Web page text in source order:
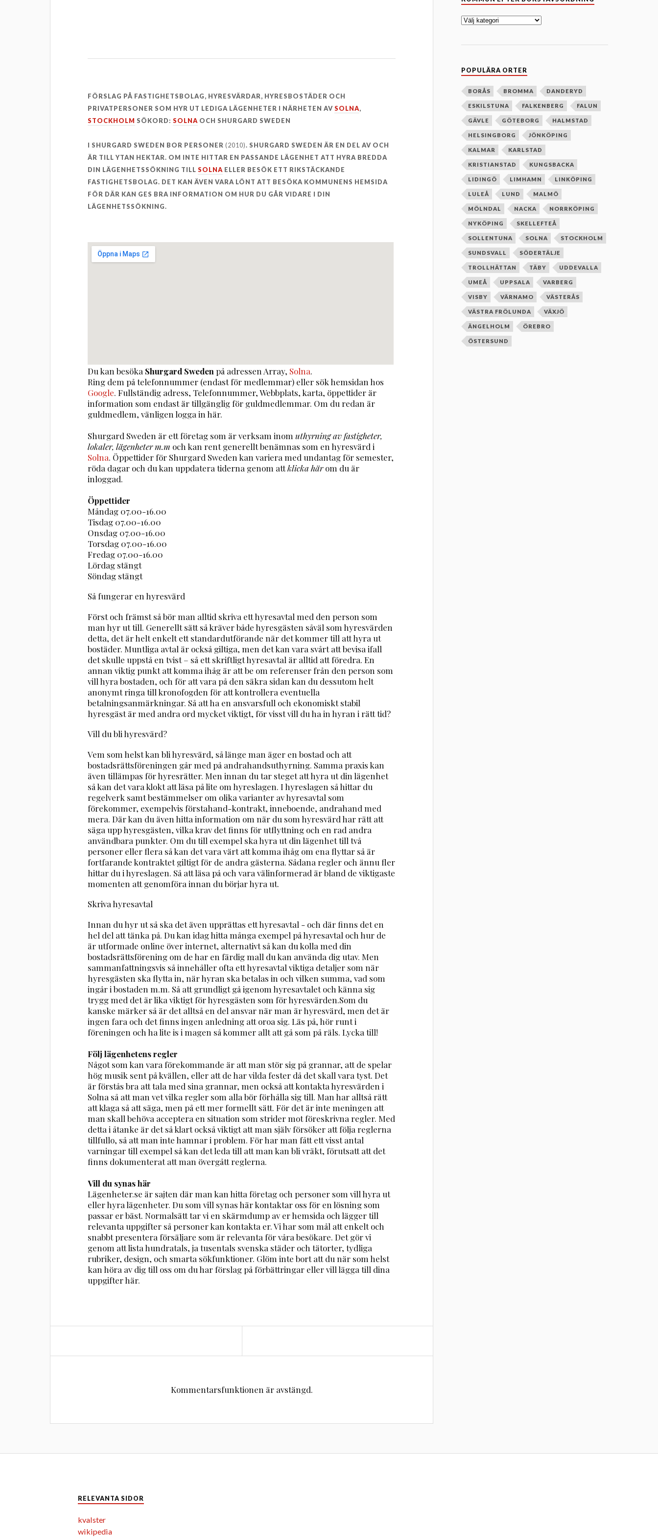
FÖRSLAG PÅ FASTIGHETSBOLAG, HYRESVÄRDAR, HYRESBOSTÄDER OCH
PRIVATPERSONER SOM HYR UT LEDIGA LÄGENHETER I NÄRHETEN AVSOLNA,
STOCKHOLM SÖKORD:SOLNA OCH SHURGARD SWEDEN
I SHURGARD SWEDEN BOR PERSONER(2010). SHURGARD SWEDEN ÄR EN DEL AV OCH
ÄR TILL YTAN HEKTAR. OM INTE HITTAR EN PASSANDE LÄGENHET ATT HYRA BREDDA
DIN LÄGENHETSSÖKNING TILLSOLNA ELLER BESÖK ETT RIKSTÄCKANDE
FASTIGHETSBOLAG. DET KAN ÄVEN VARA LÖNT ATT BESÖKA KOMMUNENS HEMSIDA
FÖR DÄR KAN GES BRA INFORMATION OM HUR DU GÅR VIDARE I DIN
LÄGENHETSSÖKNING.
Du kan besöka Shurgard Sweden på adressen Array, Solna.
Ring dem på telefonnummer (endast för medlemmar) eller sök hemsidan hos
Google. Fullständig adress, Telefonnummer, Webbplats, karta, öppettider är
information som endast är tillgänglig för guldmedlemmar. Om du redan är
guldmedlem, vänligen logga in här.
Shurgard Sweden är ett företag som är verksam inomuthyrning av fastigheter,
lokaler, lägenheter m.m och kan rent generellt benämnas som en hyresvärd i
Solna. Öppettider för Shurgard Sweden kan variera med undantag för semester,
röda dagar och du kan uppdatera tiderna genom attklicka härom du är
inloggad.
Öppettider
Måndag 07.00-16.00
Tisdag 07.00-16.00
Onsdag 07.00-16.00
Torsdag 07.00-16.00
Fredag 07.00-16.00
Lördag stängt
Söndag stängt
Så fungerar en hyresvärd
Först och främst så bör man alltid skriva ett hyresavtal med den person som
man hyr ut till. Generellt sätt så kräver både hyresgästen såväl som hyresvärden
detta, det är helt enkelt ett standardutförande när det kommer till att hyra ut
bostäder. Muntliga avtal är också giltiga, men det kan vara svårt att bevisa ifall
det skulle uppstå en tvist – så ett skriftligt hyresavtal är alltid att föredra. En
annan viktig punkt att komma ihåg är att be om referenser från den person som
vill hyra bostaden, och för att vara på den säkra sidan kan du dessutom helt
anonymt ringa till kronofogden för att kontrollera eventuella
betalningsanmärkningar. Så att ha en ansvarsfull och ekonomiskt stabil
hyresgäst är med andra ord mycket viktigt, för visst vill du ha in hyran i rätt tid?
Vill du bli hyresvärd?
Vem som helst kan bli hyresvärd, så länge man äger en bostad och att
bostadsrättsföreningen går med på andrahandsuthyrning. Samma praxis kan
även tillämpas för hyresrätter. Men innan du tar steget att hyra ut din lägenhet
så kan det vara klokt att läsa på lite om hyreslagen. I hyreslagen så hittar du
regelverk samt bestämmelser om olika varianter av hyresavtal som
förekommer, exempelvis förstahand-kontrakt, inneboende, andrahand med
mera. Där kan du även hitta information om när du som hyresvärd har rätt att
säga upp hyresgästen, vilka krav det finns för utflyttning och en rad andra
användbara punkter. Om du till exempel ska hyra ut din lägenhet till två
personer eller flera så kan det vara värt att komma ihåg om ena flyttar så är
fortfarande kontraktet giltigt för de andra gästerna. Sådana regler och ännu fler
hittar du i hyreslagen. Så att läsa på och vara välinformerad är bland de viktigaste
momenten att genomföra innan du börjar hyra ut.
Skriva hyresavtal
Innan du hyr ut så ska det även upprättas ett hyresavtal - och där finns det en
hel del att tänka på. Du kan idag hitta många exempel på hyresavtal och hur de
är utformade online över internet, alternativt så kan du kolla med din
bostadsrättsförening om de har en färdig mall du kan använda dig utav. Men
sammanfattningsvis så innehåller ofta ett hyresavtal viktiga detaljer som när
hyresgästen ska flytta in, när hyran ska betalas in och vilken summa, vad som
ingår i bostaden m.m. Så att grundligt gå igenom hyresavtalet och känna sig
trygg med det är lika viktigt för hyresgästen som för hyresvärden.Som du
kanske märker så är det alltså en del ansvar när man är hyresvärd, men det är
ingen fara och det finns ingen anledning att oroa sig. Läs på, hör runt i
föreningen och ha lite is i magen så kommer allt att gå som på räls. Lycka till!
Följ lägenhetens regler
Något som kan vara förekommande är att man stör sig på grannar, att de spelar
hög musik sent på kvällen, eller att de har vilda fester då det skall vara tyst. Det
är förstås bra att tala med sina grannar, men också att kontakta hyresvärden i
Solna så att man vet vilka regler som alla bör förhålla sig till. Man har alltså rätt
att klaga så att säga, men på ett mer formellt sätt. För det är inte meningen att
man skall behöva acceptera en situation som strider mot föreskrivna regler. Med
detta i åtanke är det så klart också viktigt att man själv försöker att följa reglerna
tillfullo, så att man inte hamnar i problem. För har man fått ett visst antal
varningar till exempel så kan det leda till att man kan bli vräkt, förutsatt att det
finns dokumenterat att man övergått reglerna.
Vill du synas här
Lägenheter.se är sajten där man kan hitta företag och personer som vill hyra ut
eller hyra lägenheter. Du som vill synas här kontaktar oss för en lösning som
passar er bäst. Normalsätt tar vi en skärmdump av er hemsida och lägger till
relevanta uppgifter så personer kan kontakta er. Vi har som mål att enkelt och
snabbt presentera försäljare som är relevanta för våra besökare. Det gör vi
genom att lista hundratals, ja tusentals svenska städer och tätorter, tydliga
rubriker, design, och smarta sökfunktioner. Glöm inte bort att du när som helst
kan höra av dig till oss om du har förslag på förbättringar eller vill lägga till dina
uppgifter här.
Kommentarsfunktionen är avstängd.
e
k
s
n
POPULÄRA ORTER
BORÅS BROMMA DANDERYD
ESKILSTUNA FALKENBERG FALUN
GÄVLE GÖTEBORG HALMSTAD
HELSINGBORG JÖNKÖPING
KALMAR KARLSTAD
KRISTIANSTAD KUNGSBACKA
LIDINGÖ LIMHAMN LINKÖPING
LULEÅ LUND MALMÖ
MÖLNDAL NACKA NORRKÖPING
NYKÖPING SKELLEFTEÅ
SOLLENTUNA SOLNA STOCKHOLM
SUNDSVALL SÖDERTÄLJE
TROLLHÄTTAN TÄBY UDDEVALLA
UMEÅ UPPSALA VARBERG
VISBY VÄRNAMO VÄSTERÅS
VÄSTRA FRÖLUNDA VÄXJÖ
ÄNGELHOLM ÖREBRO
ÖSTERSUND
RELEVANTA SIDOR
kvalster
wikipedia